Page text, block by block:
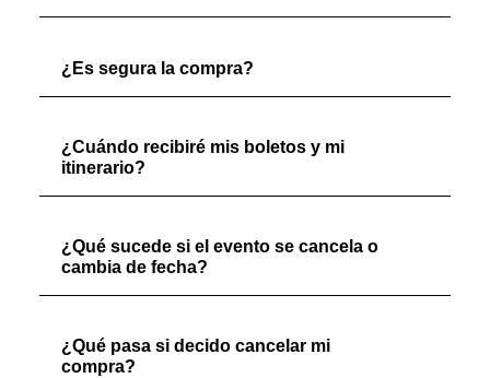
¿Es segura la compra?
¿Cuándo recibiré mis boletos y mi
itinerario?
¿Qué sucede si el evento se cancela o
cambia de fecha?
¿Qué pasa si decido cancelar mi
compra?